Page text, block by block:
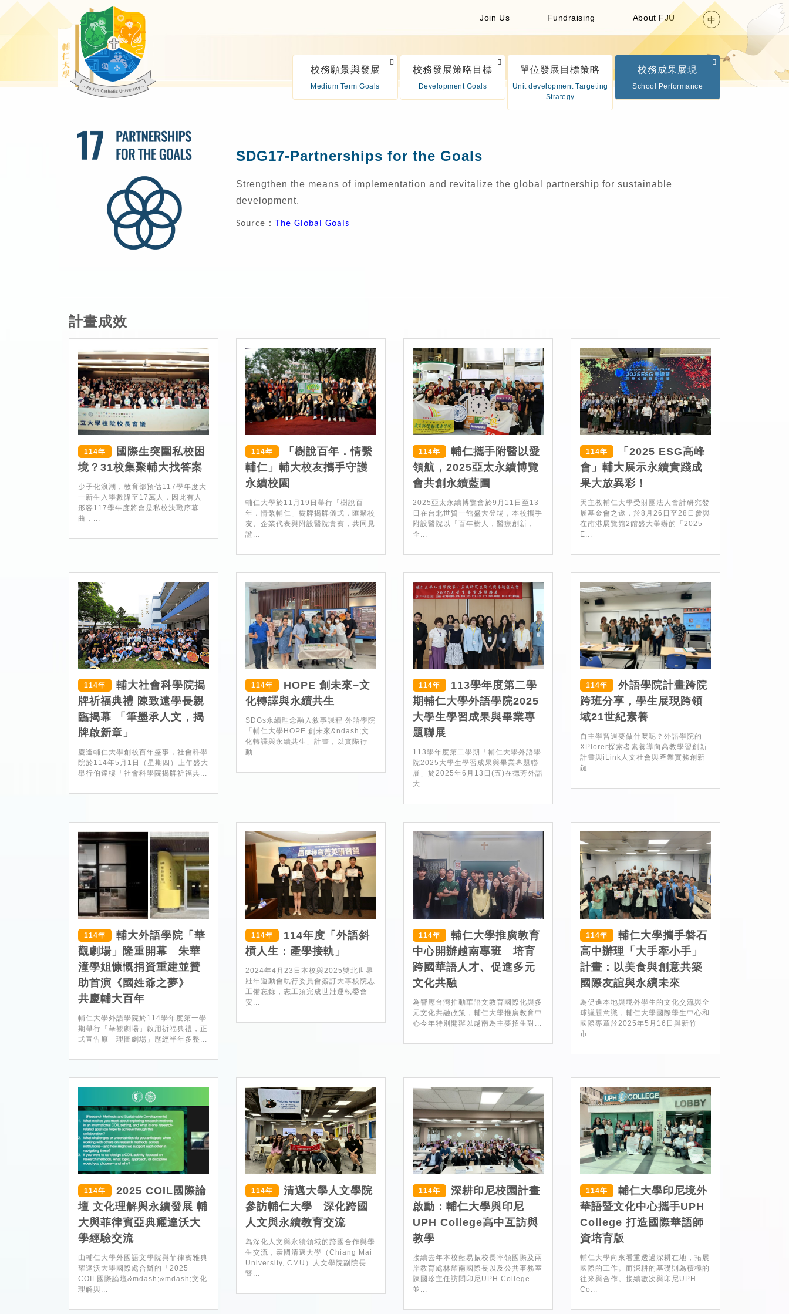
Join Us Fundraising About FJU 中
校務願景與發展
Medium Term Goals
校務發展策略目標
Development Goals
單位發展目標策略
Unit development Targeting
Strategy
校務成果展現
School Performance
SDG17-Partnerships for the Goals
Strengthen the means of implementation and revitalize the global partnership for sustainable
development.
Source ： The Global Goals
計畫成效
114年
國際生突圍私校困
境？31校集聚輔大找答案
少子化浪潮，教育部預估117學年度大
一新生入學數降至17萬人，因此有人
形容117學年度將會是私校決戰序幕
曲，...
114年
「樹說百年．情繫
輔仁」輔大校友攜手守護
永續校園
輔仁大學於11月19日舉行「樹說百
年．情繫輔仁」樹牌揭牌儀式，匯聚校
友、企業代表與附設醫院貴賓，共同見
證...
114年
輔仁攜手附醫以愛
領航，2025亞太永續博覽
會共創永續藍圖
2025亞太永續博覽會於9月11日至13
日在台北世貿一館盛大登場，本校攜手
附設醫院以「百年樹人，醫療創新，
全...
114年
「2025 ESG高峰
會」輔大展示永續實踐成
果大放異彩！
天主教輔仁大學受財團法人會計研究發
展基金會之邀，於8月26日至28日參與
在南港展覽館2館盛大舉辦的「2025
E...
114年
輔大社會科學院揭
牌祈福典禮 陳致遠學長親
臨揭幕 「筆墨承人文，揭
牌啟新章」
慶逢輔仁大學創校百年盛事，社會科學
院於114年5月1日（星期四）上午盛大
舉行伯達樓「社會科學院揭牌祈福典...
114年
HOPE 創未來–文
化轉譯與永續共生
SDGs永續理念融入敘事課程 外語學院
「輔仁大學HOPE 創未來&ndash;文
化轉譯與永續共生」計畫，以實際行
動...
114年
113學年度第二學
期輔仁大學外語學院2025
大學生學習成果與畢業專
題聯展
113學年度第二學期「輔仁大學外語學
院2025大學生學習成果與畢業專題聯
展」於2025年6月13日(五)在德芳外語
大...
114年
外語學院計畫跨院
跨班分享，學生展現跨領
域21世紀素養
自主學習週要做什麼呢？外語學院的
XPlorer探索者素養導向高教學習創新
計畫與iLink人文社會與產業實務創新
鏈...
114年
輔大外語學院「華
觀劇場」隆重開幕 朱華
潼學姐慷慨捐資重建並贊
助首演《國姓爺之夢》
共慶輔大百年
輔仁大學外語學院於114學年度第一學
期舉行「華觀劇場」啟用祈福典禮，正
式宣告原「理圖劇場」歷經半年多整...
114年
114年度「外語斜
槓人生：產學接軌」
2024年4月23日本校與2025雙北世界
壯年運動會執行委員會簽訂大專校院志
工備忘錄，志工須完成世壯運執委會
安...
114年
輔仁大學推廣教育
中心開辦越南專班 培育
跨國華語人才、促進多元
文化共融
為響應台灣推動華語文教育國際化與多
元文化共融政策，輔仁大學推廣教育中
心今年特別開辦以越南為主要招生對...
114年
輔仁大學攜手磐石
高中辦理「大手牽小手」
計畫：以美食與創意共築
國際友誼與永續未來
為促進本地與境外學生的文化交流與全
球議題意識，輔仁大學國際學生中心和
國際專章於2025年5月16日與新竹
市...
114年
2025 COIL國際論
壇 文化理解與永續發展 輔
大與菲律賓亞典耀達沃大
學經驗交流
由輔仁大學外國語文學院與菲律賓雅典
耀達沃大學國際處合辦的「2025
COIL國際論壇&mdash;&mdash;文化
理解與...
114年
清邁大學人文學院
參訪輔仁大學 深化跨國
人文與永續教育交流
為深化人文與永續領域的跨國合作與學
生交流，泰國清邁大學（Chiang Mai
University, CMU）人文學院副院長
暨...
114年
深耕印尼校園計畫
啟動：輔仁大學與印尼
UPH College高中互訪與
教學
接續去年本校藍易振校長率領國際及兩
岸教育處林耀南國際長以及公共事務室
陳國珍主任訪問印尼UPH College
並...
114年
輔仁大學印尼境外
華語暨文化中心攜手UPH
College 打造國際華語師
資培育版
輔仁大學向來看重透過深耕在地，拓展
國際的工作。而深耕的基礎則為積極的
往來與合作。接續數次與印尼UPH
Co...